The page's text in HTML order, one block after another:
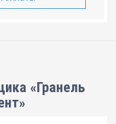
«Гранель